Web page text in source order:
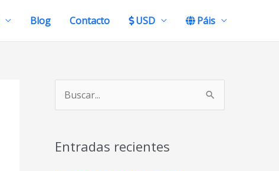
Blog Contacto USD Páis
cEntradas recientes